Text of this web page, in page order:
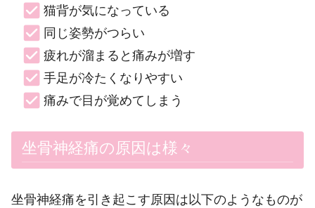
猫背が気になっている
同じ姿勢がつらい
疲れが溜まると痛みが増す
手足が冷たくなりやすい
痛みで目が覚めてしまう
坐骨神経痛の原因は様々
坐骨神経痛を引き起こす原因は以下のようなものが